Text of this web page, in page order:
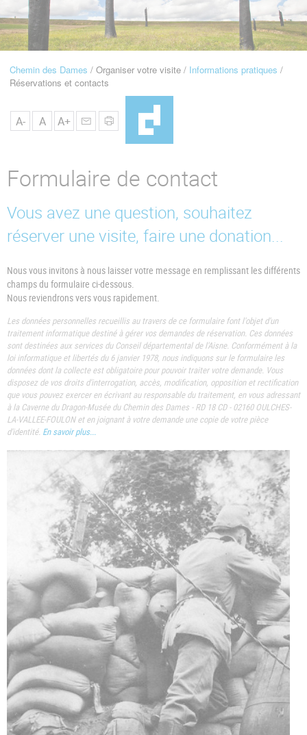
Navigation
Fil
Chemin des Dames Organiser votre visite
Informations pratiques
Réservations et contacts
A- A A+
Formulaire de contact
Vous avez une question, souhaitez
réserver une visite, faire une donation...
Nous vous invitons à nous laisser votre message en remplissant les différents
champs du formulaire ci-dessous.
Nous reviendrons vers vous rapidement.
Les données personnelles recueillis au travers de ce formulaire font l'objet d'un
traitement informatique destiné à gérer vos demandes de réservation. Ces données
sont destinées aux services du Conseil départemental de l'Aisne. Conformément à la
loi informatique et libertés du 6 janvier 1978, nous indiquons sur le formulaire les
données dont la collecte est obligatoire pour pouvoir traiter votre demande. Vous
disposez de vos droits d'interrogation, accès, modification, opposition et rectification
que vous pouvez exercer en écrivant au responsable du traitement, en vous adressant
à la Caverne du Dragon-Musée du Chemin des Dames - RD 18 CD - 02160 OULCHES-
LA-VALLEE-FOULON et en joignant à votre demande une copie de votre pièce
d'identité. En savoir plus...